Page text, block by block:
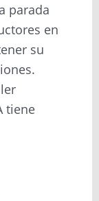
parada
en
su
tiene